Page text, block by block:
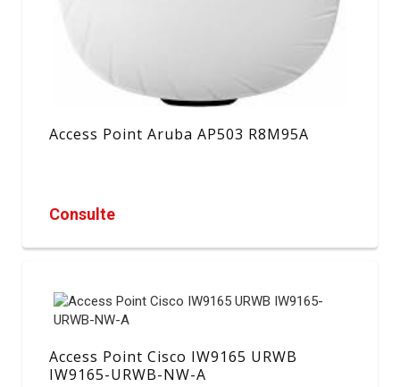
Access Point Aruba AP503 R8M95A
Consulte
Access Point Cisco IW9165 URWB
IW9165-URWB-NW-A